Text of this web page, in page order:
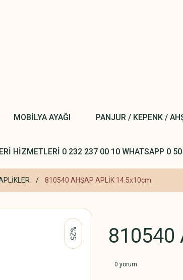
MOBİLYA AYAĞI PANJUR / KEPENK /
HİZMETLERİ 0 232 237 00 10 WHATSAPP 0
810540 AHŞAP APLİK 14.5x10cm
%25 810540
0 yorum